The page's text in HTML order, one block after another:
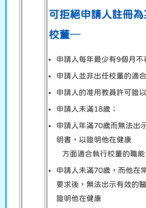
可拒絕申請人註冊
校董─
申請人每年最少有9個月不
申請人並非出任校董的適
申請人的准用教員許可證
申請人未滿18歲；
申請人年滿70歲而無法出
明書，以證明他在健康
方面適合執行校董的職能
申請人未滿70歲，而他在
要求後，無法出示有效的
證明他在健康